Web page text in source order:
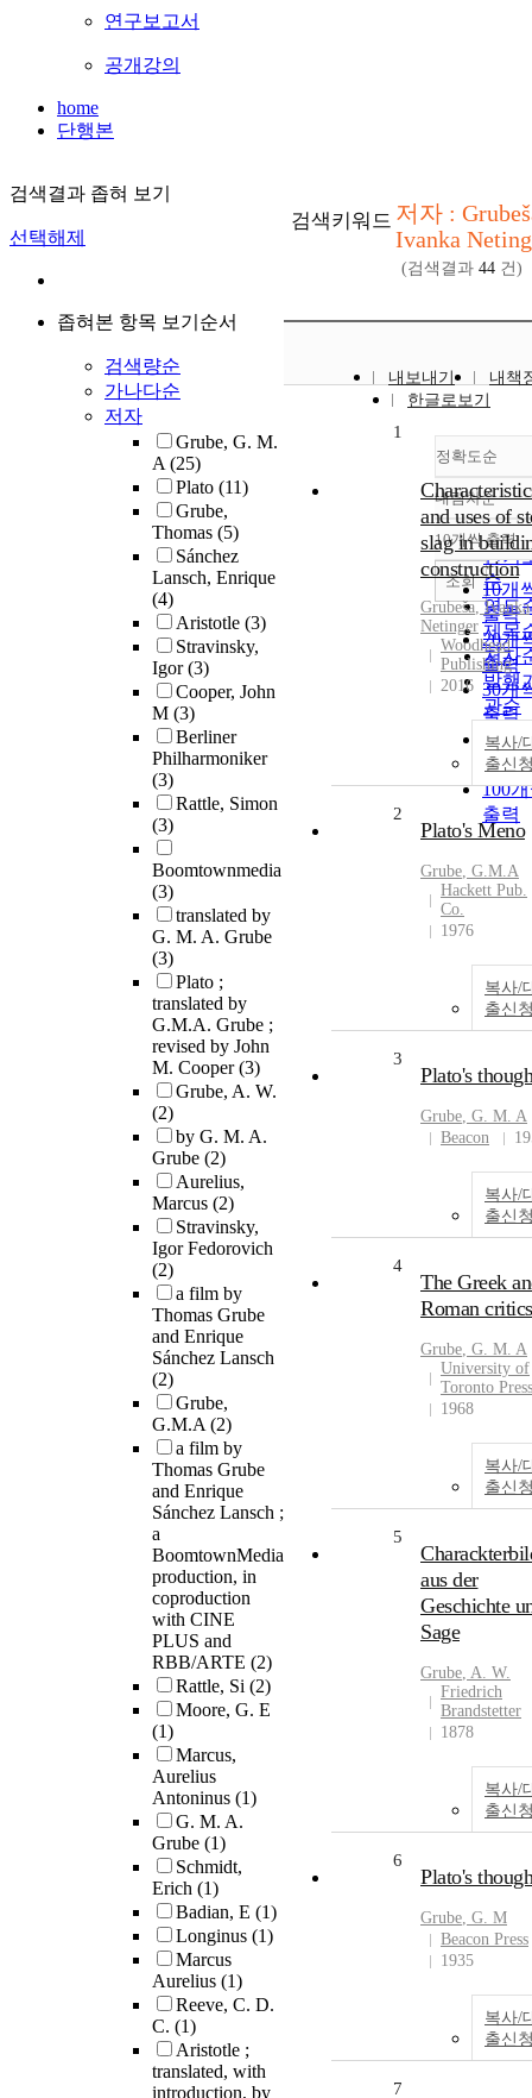
연구보고서
공개강의
home
단행본
검색결과 좁혀 보기
선택해제
좁혀본 항목 보기순서
검색량순
가나다순
저자
Grube, G. M.
A(25)
Plato (11)
Grube,
Thomas (5)
Sánchez
Lansch, Enrique
(4)
Aristotle (3)
Stravinsky,
Igor(3)
Cooper, John
M (3)
Berliner
Philharmoniker
(3)
Rattle, Simon
(3)
Boomtownmedia
(3)
translated by
G. M. A. Grube
(3)
Plato ;
translated by
G.M.A. Grube ;
revised by John
M. Cooper(3)
Grube, A. W.
(2)
by G. M. A.
Grube (2)
Aurelius,
Marcus (2)
Stravinsky,
Igor Fedorovich
(2)
a film by
Thomas Grube
and Enrique
Sánchez Lansch
(2)
Grube,
G.M.A(2)
a film by
Thomas Grube
and Enrique
Sánchez Lansch ;
a
BoomtownMedia
production, in
coproduction
with CINE
PLUS and
RBB/ARTE (2)
Rattle, Si (2)
Moore, G. E
(1)
Marcus,
Aurelius
Antoninus (1)
G. M. A.
Grube (1)
Schmidt,
Erich (1)
Badian, E (1)
Longinus (1)
Marcus
Aurelius (1)
Reeve, C. D.
C. (1)
Aristotle ;
translated, with
introduction, by
검색키워드 저자 :
Ivanka
(검색결과 44 건)
내보내기
내책
한글로보기
정확도순
정확
순
인기
순
연도
제목
저자
발행
관순
내림차순
내림
10개씩 출력
10개
출력
20개
출력
30개
출력
50개
출력
100
출력
조회
1
and uses of
slag in
construction
Grubeša, Ivanka
Netinger
Woodhead
Publishing
2016
복사/
출신
2
Plato's Meno
Grube, G.M.A
Hackett Pub.
Co.
1976
복사/
출신
3
Plato's
Grube, G. M. A
Beacon
복사/
출신
4
The Greek
Roman critics
Grube, G. M. A
University of
Toronto Press
1968
복사/
출신
5
aus der
Geschichte
Sage
Grube, A. W.
Friedrich
Brandstetter
1878
복사/
출신
6
Plato's
Grube, G. M
Beacon Press
1935
복사/
출신
7